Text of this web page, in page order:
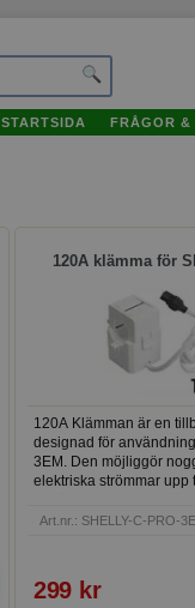
STARTSIDA FRÅGOR &
120A klämma för
120A Klämman är en
designad för
3EM. Den möjliggör
elektriska strömmar upp
även kunna mäta nollan.
Art.nr.: SHELLY-C-PRO-
299 kr